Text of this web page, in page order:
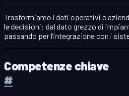
Trasformiamo i dati operativi e
le decisioni: dal dato grezzo di
passando per l’integrazione con i
Competenze chiave
#